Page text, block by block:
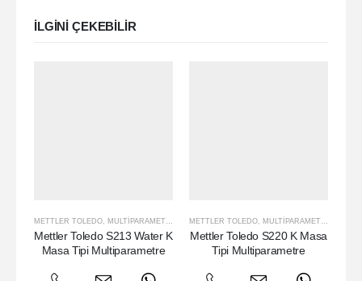
ILGINI ÇEKEBILIR
METTLER TOLEDO MULTIPARAMETRE
Mettler Toledo S213 Water K
Masa Tipi Multiparametre
METTLER TOLEDO MULTIPARAMETRE
Mettler Toledo S220 K Masa
Tipi Multiparametre